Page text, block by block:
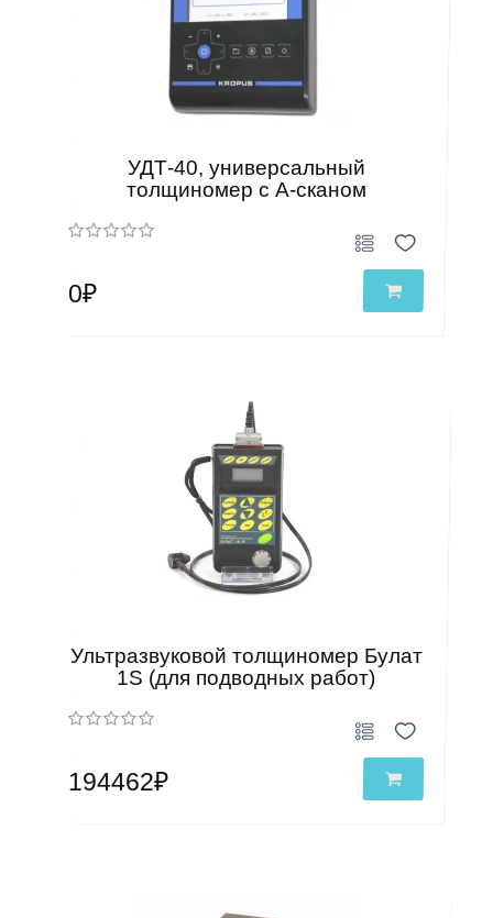
УДТ-40, универсальный
толщиномер с А-сканом
0₽
Ультразвуковой толщиномер Булат
1S (для подводных работ)
194462₽